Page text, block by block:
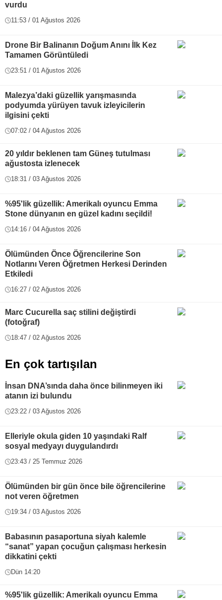
vurdu
11:53 / 01 Ağustos 2026
Drone Bir Balinanın Doğum Anını İlk Kez
Tamamen Görüntüledi
23:51 / 01 Ağustos 2026
Malezya’daki güzellik yarışmasında
podyumda yürüyen tavuk izleyicilerin
ilgisini çekti
07:02 / 04 Ağustos 2026
20 yıldır beklenen tam Güneş tutulması
ağustosta izlenecek
18:31 / 03 Ağustos 2026
%95'lik güzellik: Amerikalı oyuncu Emma
Stone dünyanın en güzel kadını seçildi!
14:16 / 04 Ağustos 2026
Ölümünden Önce Öğrencilerine Son
Notlarını Veren Öğretmen Herkesi Derinden
Etkiledi
16:27 / 02 Ağustos 2026
Marc Cucurella saç stilini değiştirdi
(fotoğraf)
18:47 / 02 Ağustos 2026
En çok tartışılan
İnsan DNA’sında daha önce bilinmeyen iki
atanın izi bulundu
23:22 / 03 Ağustos 2026
Elleriyle okula giden 10 yaşındaki Ralf
sosyal medyayı duygulandırdı
23:43 / 25 Temmuz 2026
Ölümünden bir gün önce bile öğrencilerine
not veren öğretmen
19:34 / 03 Ağustos 2026
Babasının pasaportuna siyah kalemle
“sanat” yapan çocuğun çalışması herkesin
dikkatini çekti
Dün 14:20
%95'lik güzellik: Amerikalı oyuncu Emma